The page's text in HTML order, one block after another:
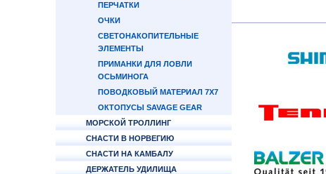
ПЕРЧАТКИ
ОЧКИ
СВЕТОНАКОПИТЕЛЬНЫЕ
ЭЛЕМЕНТЫ
ПРИМАНКИ ДЛЯ ЛОВЛИ
ОСЬМИНОГА
ПОВОДКОВЫЙ МАТЕРИАЛ 7Х7
ОКТОПУСЫ SAVAGE GEAR
МОРСКОЙ ТРОЛЛИНГ
СНАСТИ В НОРВЕГИЮ
СНАСТИ НА КАМБАЛУ
ДЕРЖАТЕЛЬ УДИЛИЩА